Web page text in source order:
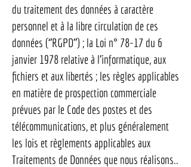
du traitement des données à caractère
personnel et à la libre circulation de ces
données (‘’RGPD’’) ; la Loi n° 78-17 du 6
janvier 1978 relative à l’informatique, aux
fichiers et aux libertés ; les règles applicables
en matière de prospection commerciale
prévues par le Code des postes et des
télécommunications, et plus généralement
les lois et règlements applicables aux
Traitements de Données que nous réalisons..